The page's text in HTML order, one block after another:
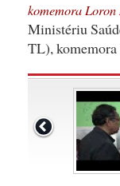
komemora
Ministériu
TL),